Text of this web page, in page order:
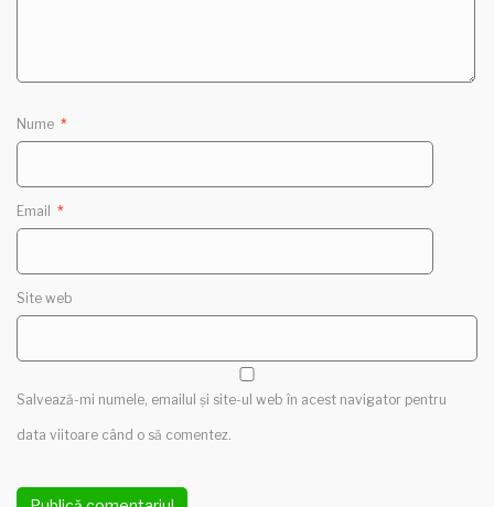
Nume *
Email *
Site web
Salvează-mi numele, emailul și site-ul web în acest navigator pentru
data viitoare când o să comentez.